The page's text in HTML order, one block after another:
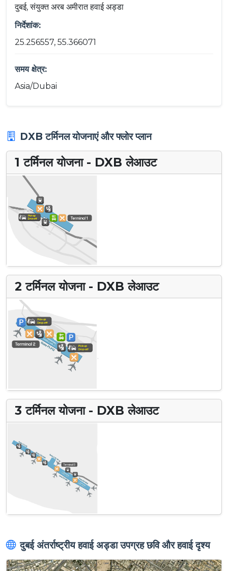
दुबई, संयुक्त अरब अमीरात हवाई अड्डा
निर्देशांक:
25.256557, 55.366071
समय क्षेत्र:
Asia/Dubai
DXB टर्मिनल योजनाएं और फ्लोर प्लान
1 टर्मिनल योजना - DXB लेआउट
2 टर्मिनल योजना - DXB लेआउट
3 टर्मिनल योजना - DXB लेआउट
दुबई अंतर्राष्ट्रीय हवाई अड्डा उपग्रह छवि और हवाई दृश्य